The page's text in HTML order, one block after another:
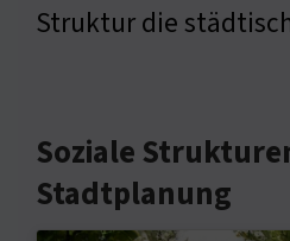
Struktur die
Soziale
Stadtplanung